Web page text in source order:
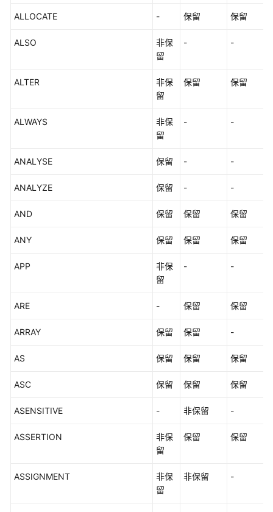
常
和
符
表
作
管
ALLOCATE - 保留 保留
ALSO
非保
留
- -
ALTER
非保
留
保留 保留
ALWAYS
非保
留
- -
ANALYSE 保留 - -
ANALYZE 保留 - -
AND 保留 保留 保留
ANY 保留 保留 保留
APP
非保
留
- -
ARE - 保留 保留
ARRAY 保留 保留 -
AS 保留 保留 保留
ASC 保留 保留 保留
ASENSITIVE - 非保留 -
ASSERTION
非保
留
保留 保留
ASSIGNMENT
非保
留
非保留 -